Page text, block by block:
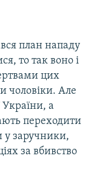
план нападу
то так воно і
цих
чоловіки. Але
України, а
переходити
у заручники,
за вбивство